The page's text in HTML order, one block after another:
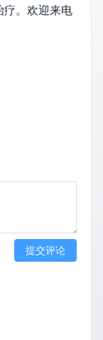
疗。欢迎来电
提交评论